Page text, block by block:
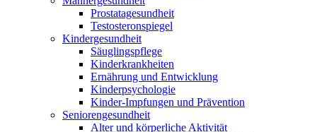
Prostatagesundheit
Testosteronspiegel
Kindergesundheit
Säuglingspflege
Kinderkrankheiten
Ernährung und Entwicklung
Kinderpsychologie
Kinder-Impfungen und Prävention
Seniorengesundheit
Alter und körperliche Aktivität